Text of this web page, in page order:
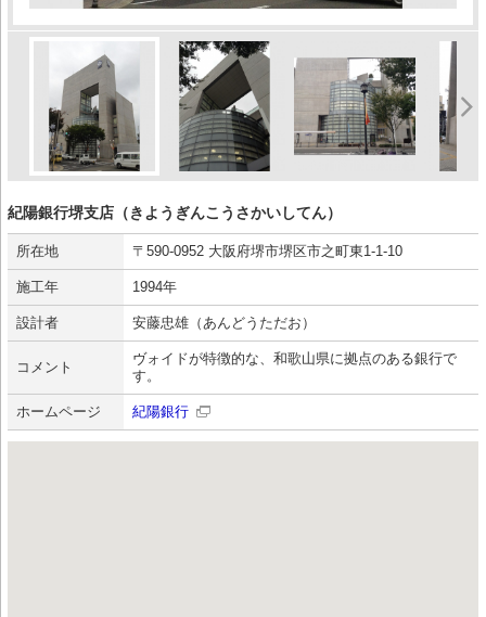
紀陽銀行堺支店（きようぎんこうさかいしてん）
所在地 〒590-0952 大阪府堺市堺区市之町東1-1-10
施工年 1994年
設計者 安藤忠雄（あんどうただお）
コメント
ヴォイドが特徴的な、和歌山県に拠点のある銀行で
す。
ホームページ 紀陽銀行